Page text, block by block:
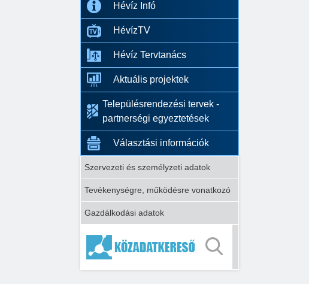
Hévíz Infó
HévízTV
Hévíz Tervtanács
Aktuális projektek
Településrendezési tervek -
partnerségi egyeztetések
Választási információk
Szervezeti és személyzeti adatok
Tevékenységre, működésre vonatkozó
Gazdálkodási adatok